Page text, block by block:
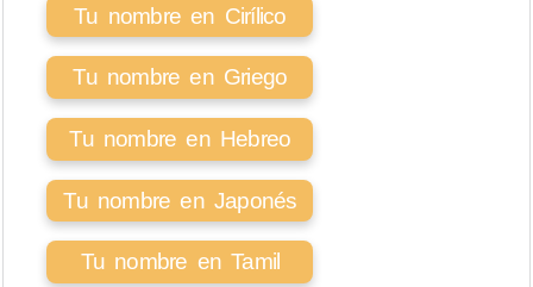
Tu nombre en Cirílico
Tu nombre en Griego
Tu nombre en Hebreo
Tu nombre en Japonés
Tu nombre en Tamil